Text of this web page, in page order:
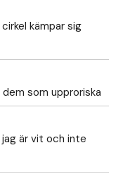
kämpar sig
som upproriska
är vit och inte